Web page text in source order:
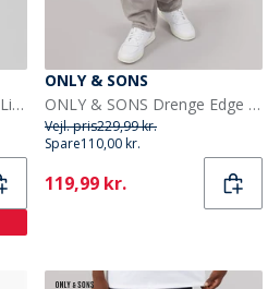
ONLY & SONS Herre Edge Lige Pasform Jeans Black Denim
ONLY & SONS
ONLY & SONS Drenge Edge Lige Pasform Jeans Light Grey Denim
Vejl. pris229,99 kr.
Spare110,00 kr.
Current
119,99 kr.